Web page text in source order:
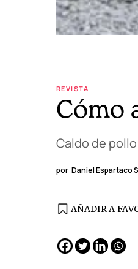
REVISTA
Cómo
Caldo de
por Daniel Espartaco
AÑADIR A